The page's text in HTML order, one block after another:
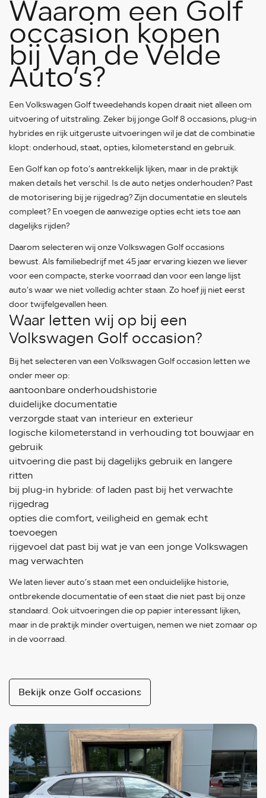
Waarom een Golf
occasion kopen
bij Van de Velde
Auto’s?
Een Volkswagen Golf tweedehands kopen draait niet alleen om
uitvoering of uitstraling. Zeker bij jonge Golf 8 occasions, plug-in
hybrides en rijk uitgeruste uitvoeringen wil je dat de combinatie
klopt: onderhoud, staat, opties, kilometerstand en gebruik.
Een Golf kan op foto’s aantrekkelijk lijken, maar in de praktijk
maken details het verschil. Is de auto netjes onderhouden? Past
de motorisering bij je rijgedrag? Zijn documentatie en sleutels
compleet? En voegen de aanwezige opties echt iets toe aan
dagelijks rijden?
Daarom selecteren wij onze Volkswagen Golf occasions
bewust. Als familiebedrijf met 45 jaar ervaring kiezen we liever
voor een compacte, sterke voorraad dan voor een lange lijst
auto’s waar we niet volledig achter staan. Zo hoef jij niet eerst
door twijfelgevallen heen.
Waar letten wij op bij een
Volkswagen Golf occasion?
Bij het selecteren van een Volkswagen Golf occasion letten we
onder meer op:
aantoonbare onderhoudshistorie
duidelijke documentatie
verzorgde staat van interieur en exterieur
logische kilometerstand in verhouding tot bouwjaar en
gebruik
uitvoering die past bij dagelijks gebruik en langere
ritten
bij plug-in hybride: of laden past bij het verwachte
rijgedrag
opties die comfort, veiligheid en gemak echt
toevoegen
rijgevoel dat past bij wat je van een jonge Volkswagen
mag verwachten
We laten liever auto’s staan met een onduidelijke historie,
ontbrekende documentatie of een staat die niet past bij onze
standaard. Ook uitvoeringen die op papier interessant lijken,
maar in de praktijk minder overtuigen, nemen we niet zomaar op
in de voorraad.
Bekijk onze Golf occasions